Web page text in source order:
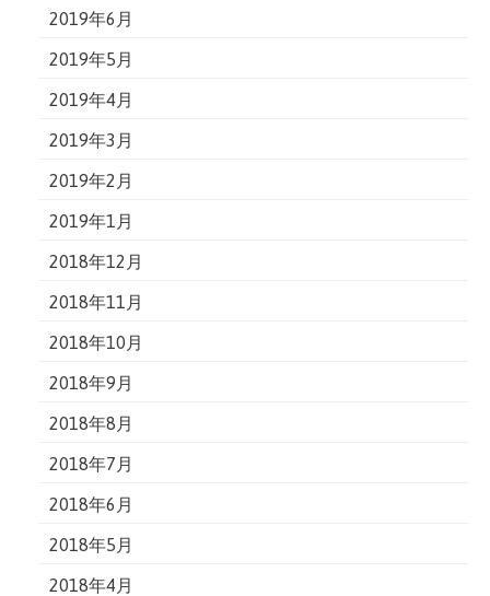
2019年6月
2019年5月
2019年4月
2019年3月
2019年2月
2019年1月
2018年12月
2018年11月
2018年10月
2018年9月
2018年8月
2018年7月
2018年6月
2018年5月
2018年4月